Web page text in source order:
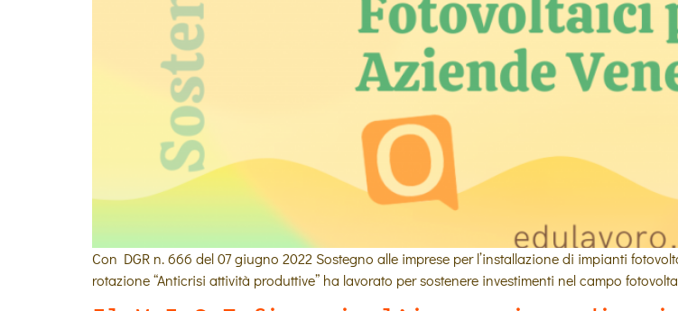
Con DGR n. 666 del 07 giugno 2022 Sostegno alle imprese per l’installazione di impianti
rotazione “Anticrisi attività produttive” ha lavorato per sostenere investimenti nel campo